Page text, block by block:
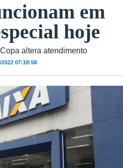
em
hoje
altera atendimento
2022 07:18:58